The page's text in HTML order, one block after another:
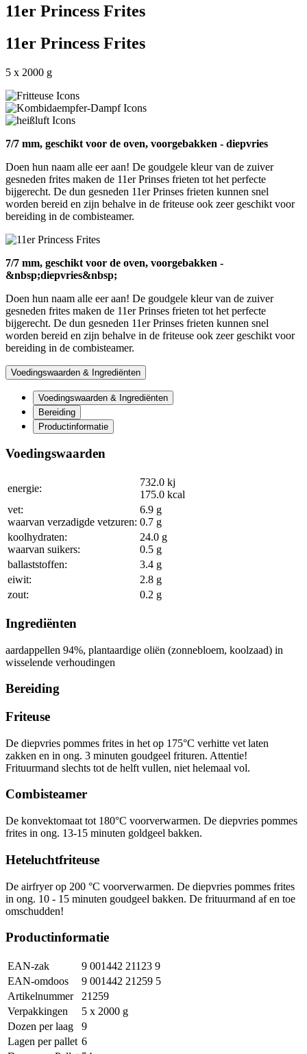
11er Princess Frites
11er Princess Frites
5 x 2000 g
7/7 mm, geschikt voor de oven, voorgebakken - diepvries
Doen hun naam alle eer aan! De goudgele kleur van de zuiver
gesneden frites maken de 11er Prinses frieten tot het perfecte
bijgerecht. De dun gesneden 11er Prinses frieten kunnen snel
worden bereid en zijn behalve in de friteuse ook zeer geschikt voor
bereiding in de combisteamer.
7/7 mm, geschikt voor de oven, voorgebakken -
&nbsp;diepvries&nbsp;
Doen hun naam alle eer aan! De goudgele kleur van de zuiver
gesneden frites maken de 11er Prinses frieten tot het perfecte
bijgerecht. De dun gesneden 11er Prinses frieten kunnen snel
worden bereid en zijn behalve in de friteuse ook zeer geschikt voor
bereiding in de combisteamer.
Voedingswaarden & Ingrediënten
Voedingswaarden & Ingrediënten
Bereiding
Productinformatie
Voedingswaarden
energie:
732.0 kj
175.0 kcal
vet:
waarvan verzadigde vetzuren:
6.9 g
0.7 g
koolhydraten:
waarvan suikers:
24.0 g
0.5 g
ballaststoffen:
3.4 g
eiwit:
2.8 g
zout:
0.2 g
Ingrediënten
aardappellen 94%, plantaardige oliën (zonnebloem, koolzaad) in
wisselende verhoudingen
Bereiding
Friteuse
De diepvries pommes frites in het op 175°C verhitte vet laten
zakken en in ong. 3 minuten goudgeel frituren. Attentie!
Frituurmand slechts tot de helft vullen, niet helemaal vol.
Combisteamer
De konvektomaat tot 180°C voorverwarmen. De diepvries pommes
frites in ong. 13-15 minuten goldgeel bakken.
Heteluchtfriteuse
De airfryer op 200 °C voorverwarmen. De diepvries pommes frites
in ong. 10 - 15 minuten goudgeel bakken. De frituurmand af en toe
omschudden!
Productinformatie
EAN-zak
9 001442 21123 9
EAN-omdoos
9 001442 21259 5
Artikelnummer
21259
Verpakkingen
5 x 2000 g
Dozen per laag
9
Lagen per pallet 6